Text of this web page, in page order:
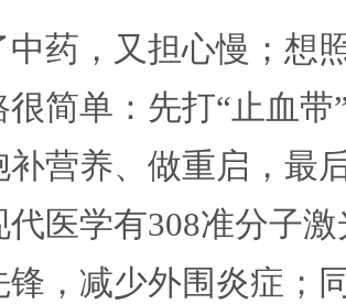
中药，又担心慢；想
很简单：先打“止血
补营养、做重启，最
代医学有308准分子
锋，减少外围炎症；